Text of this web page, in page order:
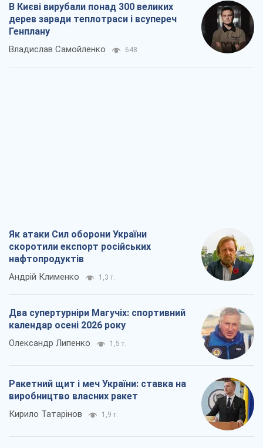
В Києві вирубали понад 300 великих
дерев заради теплотраси і всупереч
Генплану
Владислав Самойленко 648
Як атаки Сил оборони України
скоротили експорт російських
нафтопродуктів
Андрій Клименко 1,3 т.
Два супертурніри Магучіх: спортивний
календар осені 2026 року
Олександр Липенко 1,5 т.
Ракетний щит і меч України: ставка на
виробництво власних ракет
Кирило Татарінов 1,9 т.